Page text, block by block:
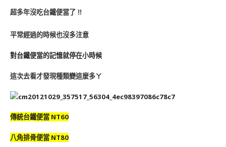
超多年沒吃台鐵便當了 !!
平常經過的時候也沒多注意
對台鐵便當的記憶就停在小時候
這次去看才發現種類變這麼多ㄚ
傳統台鐵便當 NT60
八角排骨便當 NT80